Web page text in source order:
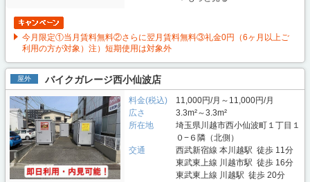
今月限定①当月賃料無料②さらに翌月賃料無料③礼金0円（6ヶ月以上ご
利用の方が対象）注）短期使用は対象外
屋外 バイクガレージ西小仙波店
料金(税込)
11,000円/月～11,000円/月
広さ
3.3m²～3.3m²
所在地
埼玉県川越市西小仙波町１丁目１
０−６隣（北側）
交通
西武新宿線 本川越駅 徒歩 11分
東武東上線 川越市駅 徒歩 16分
東武東上線 川越駅 徒歩 20分